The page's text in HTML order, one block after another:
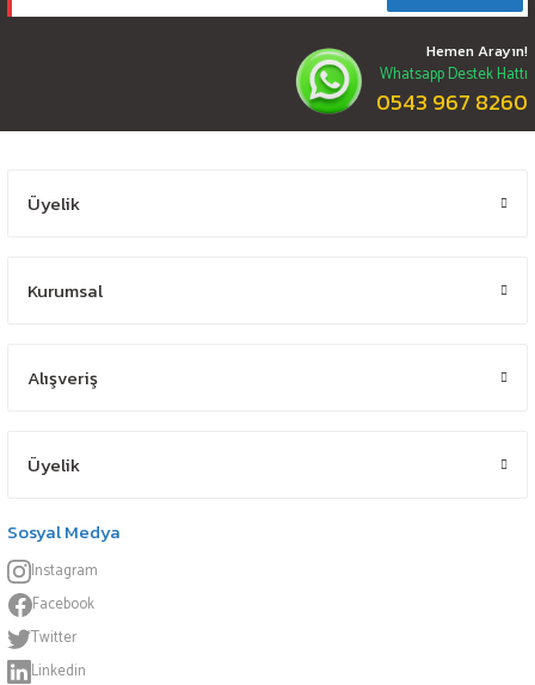
Hemen Arayın!
Whatsapp Destek Hattı
0543 967 8260
Üyelik
Kurumsal
Alışveriş
Üyelik
Sosyal Medya
Instagram
Facebook
Twitter
Linkedin